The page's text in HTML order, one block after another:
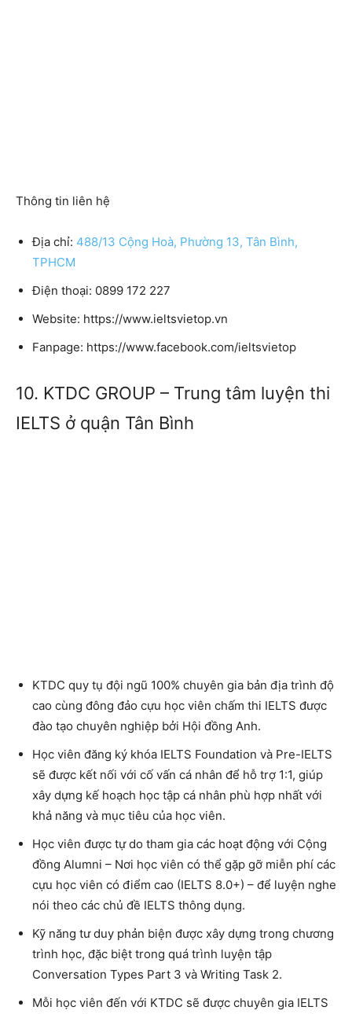
Thông tin liên hệ
Địa chỉ: 488/13 Cộng Hoà, Phường 13, Tân Bình,
TPHCM
Điện thoại: 0899 172 227
Website: https://www.ieltsvietop.vn
Fanpage: https://www.facebook.com/ieltsvietop
10. KTDC GROUP – Trung tâm luyện thi
IELTS ở quận Tân Bình
KTDC quy tụ đội ngũ 100% chuyên gia bản địa trình độ
cao cùng đông đảo cựu học viên chấm thi IELTS được
đào tạo chuyên nghiệp bởi Hội đồng Anh.
Học viên đăng ký khóa IELTS Foundation và Pre-IELTS
sẽ được kết nối với cố vấn cá nhân để hỗ trợ 1:1, giúp
xây dựng kế hoạch học tập cá nhân phù hợp nhất với
khả năng và mục tiêu của học viên.
Học viên được tự do tham gia các hoạt động với Cộng
đồng Alumni – Nơi học viên có thể gặp gỡ miễn phí các
cựu học viên có điểm cao (IELTS 8.0+) – để luyện nghe
nói theo các chủ đề IELTS thông dụng.
Kỹ năng tư duy phản biện được xây dựng trong chương
trình học, đặc biệt trong quá trình luyện tập
Conversation Types Part 3 và Writing Task 2.
Mỗi học viên đến với KTDC sẽ được chuyên gia IELTS